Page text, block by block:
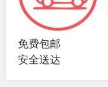
免费包邮
安全送达